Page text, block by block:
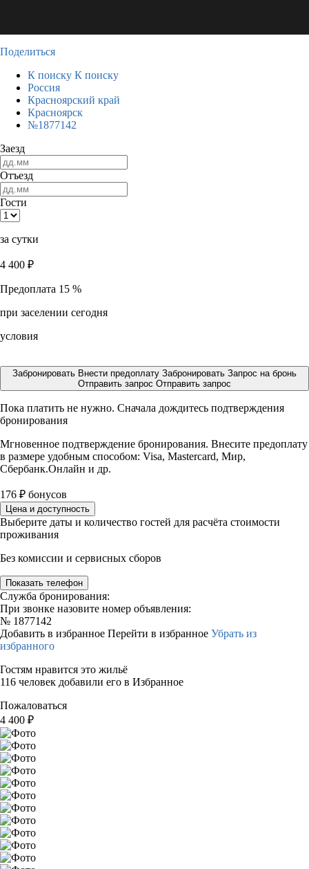
Поделиться
К поиску К поиску
Россия
Красноярский край
Красноярск
№1877142
Заезд
Отъезд
Гости
за сутки
4 400 ₽
Предоплата 15 %
при заселении сегодня
условия
Забронировать Внести предоплату Забронировать Запрос на бронь
Отправить запрос Отправить запрос
Пока платить не нужно. Сначала дождитесь подтверждения
бронирования
Мгновенное подтверждение бронирования. Внесите предоплату
в размере удобным способом: Visa, Mastercard, Мир,
Сбербанк.Онлайн и др.
176 ₽ бонусов
Цена и доступность
Выберите даты и количество гостей для расчёта стоимости
проживания
Без комиссии и сервисных сборов
Показать телефон
Служба бронирования:
При звонке назовите номер объявления:
№ 1877142
Добавить в избранное Перейти в избранное Убрать из
избранного
Гостям нравится это жильё
116 человек добавили его в Избранное
Пожаловаться
4 400 ₽